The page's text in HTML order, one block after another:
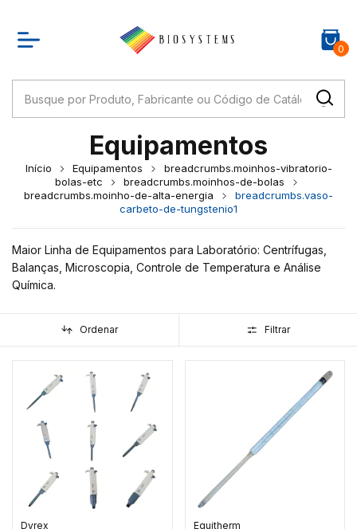
0
Equipamentos
Início Equipamentos
breadcrumbs.moinhos-vibratorio-
bolas-etc
breadcrumbs.moinhos-de-bolas
breadcrumbs.moinho-de-alta-energia
breadcrumbs.vaso-
carbeto-de-tungstenio1
Maior Linha de Equipamentos para Laboratório: Centrífugas,
Balanças, Microscopia, Controle de Temperatura e Análise
Química.
Ordenar Filtrar
Dyrex Equitherm